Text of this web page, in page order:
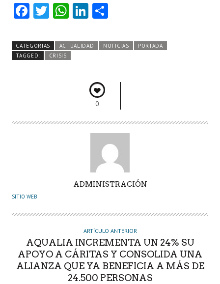
Fa
b
o
T
itt
er
W
ts
A
Li
e m
CATEGORÍAS ACTUALIDAD NOTICIAS
PORTADA
TAGGED:
CRISIS
0
U
O
ADMINISTRACIÓN
SITIO WEB
ARTÍCULO ANTERIOR
AQUALIA INCREMENTA UN 24% SU
APOYO A CÁRITAS Y CONSOLIDA UNA
ALIANZA QUE YA BENEFICIA A MÁS DE
24.500 PERSONAS